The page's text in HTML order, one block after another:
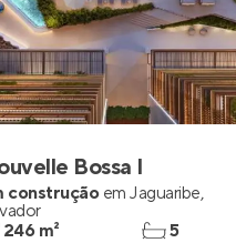
Bossa I
construção em Jaguaribe,
246 m²
5